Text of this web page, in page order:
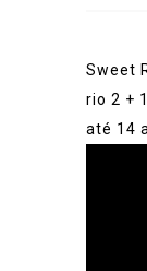
Sweet
rio 2 +
até 14